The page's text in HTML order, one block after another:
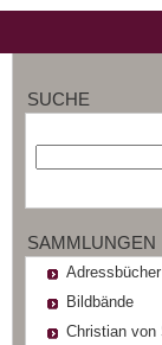
SUCHE
SAMMLUNGEN
Adressbücher
Bildbände
Christian von